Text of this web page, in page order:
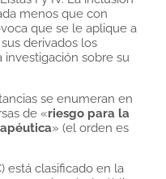
menos que con
que se le aplique a
derivados los
sobre su
se enumeran en
de «riesgo para la
» (el orden es
está clasificado en la